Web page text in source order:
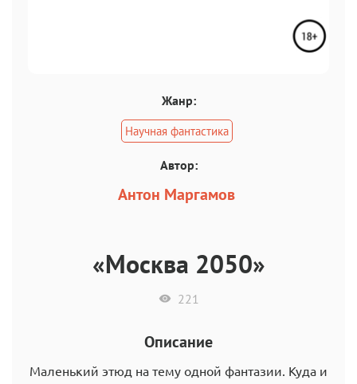
Жанр:
Научная фантастика
Автор:
Антон Маргамов
«Москва 2050»
221
Описание
Маленький этюд на тему одной фантазии. Куда и